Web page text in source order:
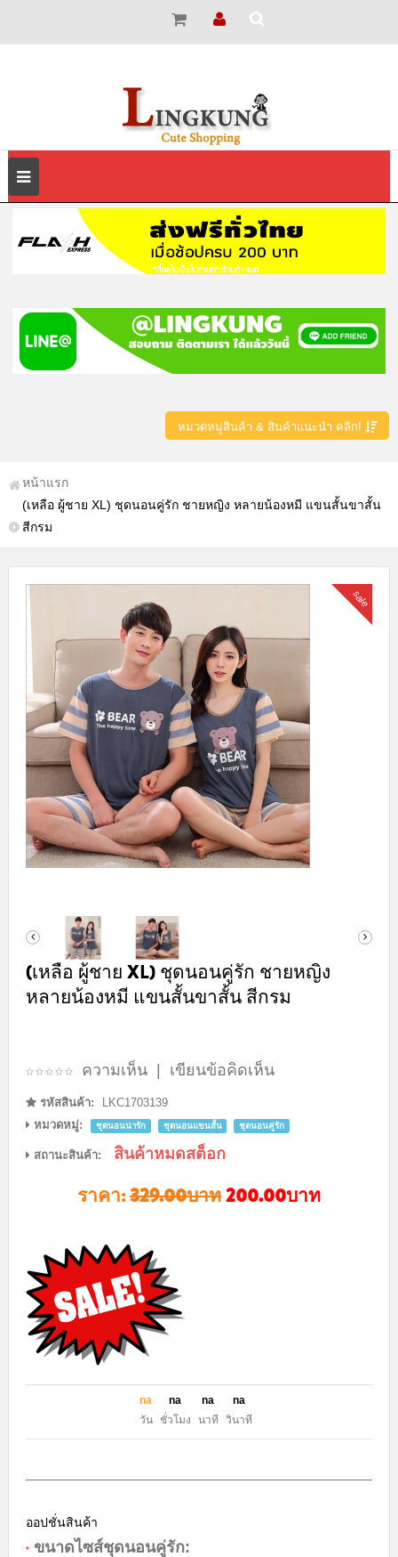
หมวดหมู่สินค้า & สินค้าแนะนำ คลิก!
หน้าแรก
(เหลือ ผู้ชาย XL) ชุดนอนคู่รัก ชายหญิง หลายน้องหมี แขนสั้นขาสั้น
สีกรม
sale
(เหลือ ผู้ชาย XL) ชุดนอนคู่รัก ชายหญิง
หลายน้องหมี แขนสั้นขาสั้น สีกรม
ความเห็น | เขียนข้อคิดเห็น
รหัสสินค้า:
LKC1703139
หมวดหมู่:
ชุดนอนน่ารัก ชุดนอนแขนสั้น ชุดนอนคู่รัก
สถานะสินค้า: สินค้าหมดสต็อก
ราคา:329.00บาท200.00บาท
na
วัน
na
ชั่วโมง
na
นาที
na
วินาที
ออปชั่นสินค้า
* ขนาดไซส์ชุดนอนคู่รัก: